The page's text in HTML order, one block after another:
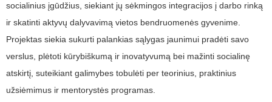
socialinius įgūdžius, siekiant jų sėkmingos integracijos į darbo rinką
ir skatinti aktyvų dalyvavimą vietos bendruomenės gyvenime.
Projektas siekia sukurti palankias sąlygas jaunimui pradėti savo
verslus, plėtoti kūrybiškumą ir inovatyvumą bei mažinti socialinę
atskirtį, suteikiant galimybes tobulėti per teorinius, praktinius
užsiėmimus ir mentorystės programas.